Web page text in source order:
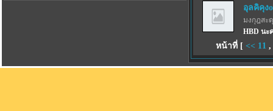
อุลคิคุง
มงกุฎสะ
HBD นะ
หน้าที่ [ << 11 ,